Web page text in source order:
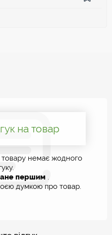
на товар
немає жодного
першим .
думкою про товар.